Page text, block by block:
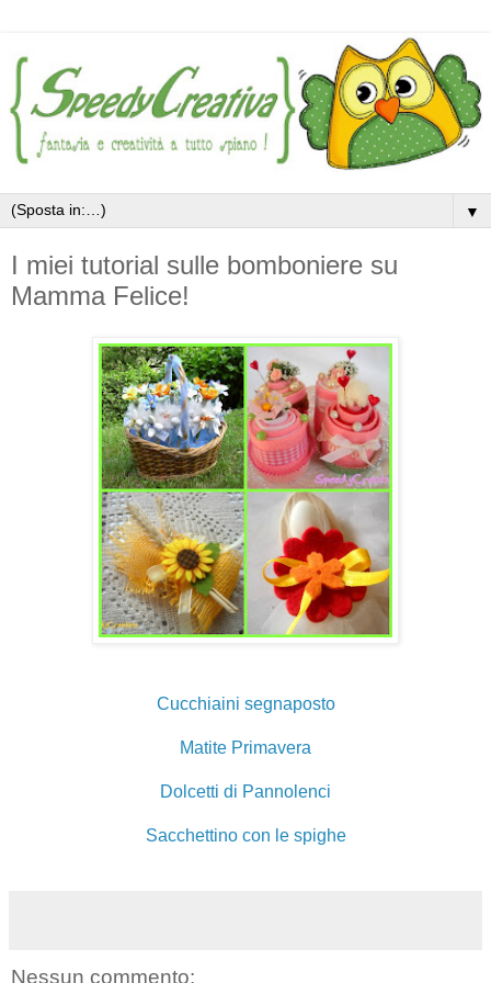
▼
I miei tutorial sulle bomboniere su
Mamma Felice!
Cucchiaini segnaposto
Matite Primavera
Dolcetti di Pannolenci
Sacchettino con le spighe
Nessun commento: